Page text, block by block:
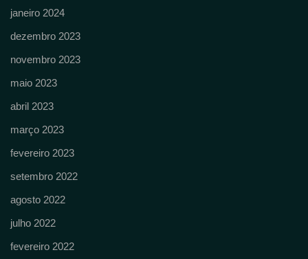
janeiro 2024
dezembro 2023
novembro 2023
maio 2023
abril 2023
março 2023
fevereiro 2023
setembro 2022
agosto 2022
julho 2022
fevereiro 2022